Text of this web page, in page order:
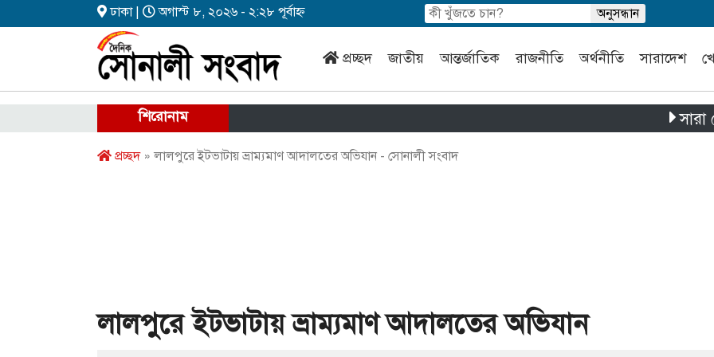
ঢাকা | অগাস্ট ৮, ২০২৬ - ২:২৮ পূর্বাহ্ন
প্রচ্ছদ জাতীয় আন্তর্জাতিক রাজনীতি অর্থনীতি সারাদেশ
শিরোনাম সারা
প্রচ্ছদ» লালপুরে ইটভাটায় ভ্রাম্যমাণ আদালতের অভিযান - সোনালী সংবাদ
লালপুরে ইটভাটায় ভ্রাম্যমাণ আদালতের অভিযান